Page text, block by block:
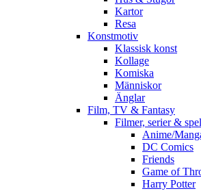
Kartor
Resa
Konstmotiv
Klassisk konst
Kollage
Komiska
Människor
Änglar
Film, TV & Fantasy
Filmer, serier & spel
Anime/
DC Comics
Friends
Game of
Harry Potter